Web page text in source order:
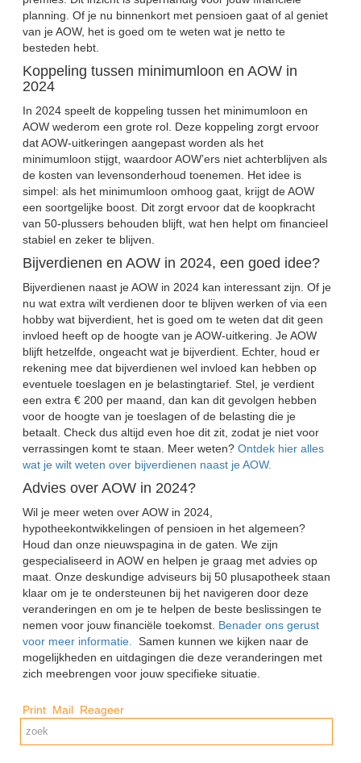
planning. Of je nu binnenkort met pensioen gaat of al geniet
van je AOW, het is goed om te weten wat je netto te
besteden hebt.
Koppeling tussen minimumloon en AOW in
2024
In 2024 speelt de koppeling tussen het minimumloon en
AOW wederom een grote rol. Deze koppeling zorgt ervoor
dat AOW-uitkeringen aangepast worden als het
minimumloon stijgt, waardoor AOW’ers niet achterblijven als
de kosten van levensonderhoud toenemen. Het idee is
simpel: als het minimumloon omhoog gaat, krijgt de AOW
een soortgelijke boost. Dit zorgt ervoor dat de koopkracht
van 50-plussers behouden blijft, wat hen helpt om financieel
stabiel en zeker te blijven.
Bijverdienen en AOW in 2024, een goed idee?
Bijverdienen naast je AOW in 2024 kan interessant zijn. Of je
nu wat extra wilt verdienen door te blijven werken of via een
hobby wat bijverdient, het is goed om te weten dat dit geen
invloed heeft op de hoogte van je AOW-uitkering. Je AOW
blijft hetzelfde, ongeacht wat je bijverdient. Echter, houd er
rekening mee dat bijverdienen wel invloed kan hebben op
eventuele toeslagen en je belastingtarief. Stel, je verdient
een extra € 200 per maand, dan kan dit gevolgen hebben
voor de hoogte van je toeslagen of de belasting die je
betaalt. Check dus altijd even hoe dit zit, zodat je niet voor
verrassingen komt te staan. Meer weten? Ontdek hier alles
wat je wilt weten over bijverdienen naast je AOW.
Advies over AOW in 2024?
Wil je meer weten over AOW in 2024,
hypotheekontwikkelingen of pensioen in het algemeen?
Houd dan onze nieuwspagina in de gaten. We zijn
gespecialiseerd in AOW en helpen je graag met advies op
maat. Onze deskundige adviseurs bij 50 plusapotheek staan
klaar om je te ondersteunen bij het navigeren door deze
veranderingen en om je te helpen de beste beslissingen te
nemen voor jouw financiële toekomst. Benader ons gerust
voor meer informatie. Samen kunnen we kijken naar de
mogelijkheden en uitdagingen die deze veranderingen met
zich meebrengen voor jouw specifieke situatie.
Print Mail Reageer